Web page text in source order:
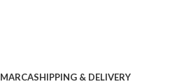
MARCASHIPPING & DELIVERY